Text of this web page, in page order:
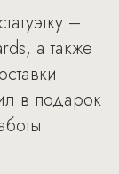
–
а также
в подарок